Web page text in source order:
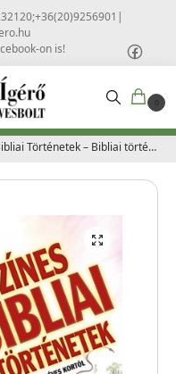
|
on is!
0
– Bibliai történetek kép – Ben Alex – Jose Perez Monte